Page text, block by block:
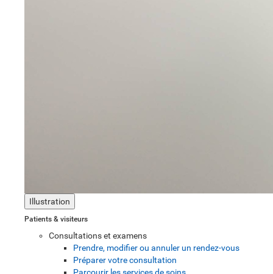
Illustration
Patients & visiteurs
Consultations et examens
Prendre, modifier ou annuler un rendez-vous
Préparer votre consultation